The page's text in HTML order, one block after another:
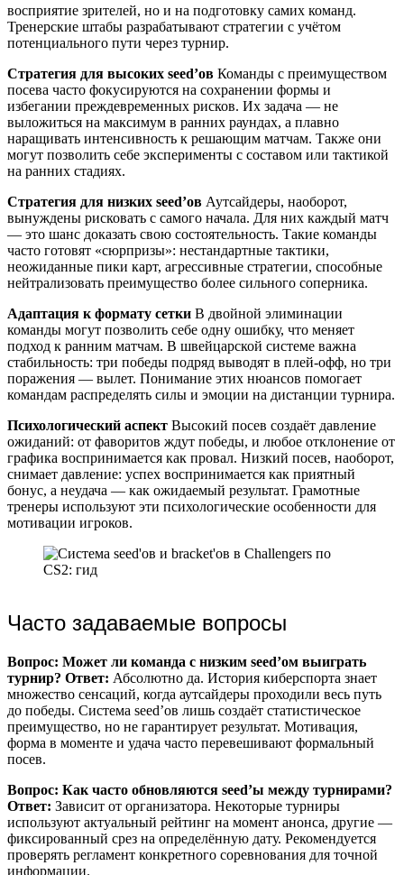
восприятие зрителей, но и на подготовку самих команд.
Тренерские штабы разрабатывают стратегии с учётом
потенциального пути через турнир.
Стратегия для высоких seed’ов Команды с преимуществом
посева часто фокусируются на сохранении формы и
избегании преждевременных рисков. Их задача — не
выложиться на максимум в ранних раундах, а плавно
наращивать интенсивность к решающим матчам. Также они
могут позволить себе эксперименты с составом или тактикой
на ранних стадиях.
Стратегия для низких seed’ов Аутсайдеры, наоборот,
вынуждены рисковать с самого начала. Для них каждый матч
— это шанс доказать свою состоятельность. Такие команды
часто готовят «сюрпризы»: нестандартные тактики,
неожиданные пики карт, агрессивные стратегии, способные
нейтрализовать преимущество более сильного соперника.
Адаптация к формату сетки В двойной элиминации
команды могут позволить себе одну ошибку, что меняет
подход к ранним матчам. В швейцарской системе важна
стабильность: три победы подряд выводят в плей-офф, но три
поражения — вылет. Понимание этих нюансов помогает
командам распределять силы и эмоции на дистанции турнира.
Психологический аспект Высокий посев создаёт давление
ожиданий: от фаворитов ждут победы, и любое отклонение от
графика воспринимается как провал. Низкий посев, наоборот,
снимает давление: успех воспринимается как приятный
бонус, а неудача — как ожидаемый результат. Грамотные
тренеры используют эти психологические особенности для
мотивации игроков.
Часто задаваемые вопросы
Вопрос: Может ли команда с низким seed’ом выиграть
турнир? Ответ: Абсолютно да. История киберспорта знает
множество сенсаций, когда аутсайдеры проходили весь путь
до победы. Система seed’ов лишь создаёт статистическое
преимущество, но не гарантирует результат. Мотивация,
форма в моменте и удача часто перевешивают формальный
посев.
Вопрос: Как часто обновляются seed’ы между турнирами?
Ответ: Зависит от организатора. Некоторые турниры
используют актуальный рейтинг на момент анонса, другие —
фиксированный срез на определённую дату. Рекомендуется
проверять регламент конкретного соревнования для точной
информации.